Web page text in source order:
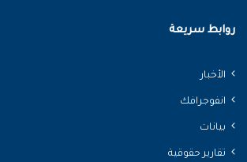
روابط سريعة
الأخبار
انفوجرافك
بيانات
تقارير حقوقية